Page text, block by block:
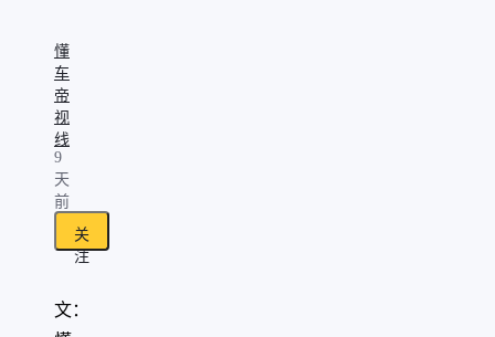
懂
车
帝
视
线
9
天
前
关
注
文：